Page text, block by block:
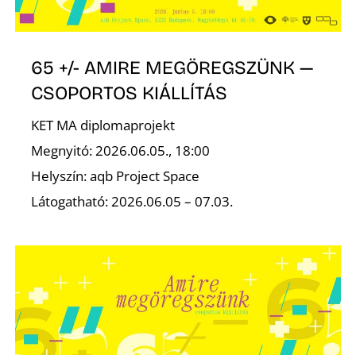
65 +/- AMIRE MEGÖREGSZÜNK —
CSOPORTOS KIÁLLÍTÁS
KET MA diplomaprojekt
Megnyitó: 2026.06.05., 18:00
Helyszín: aqb Project Space
Látogatható: 2026.06.05 – 07.03.